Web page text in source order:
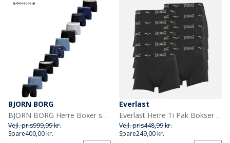
BJORN BORG
BJORN BORG Herre Boxer shorts Flerfarvet
Vejl. pris999,99 kr.
Spare400,00 kr.
Everlast
Everlast Herre Ti Pak Bokser Sort
Vejl. pris448,99 kr.
Spare249,00 kr.